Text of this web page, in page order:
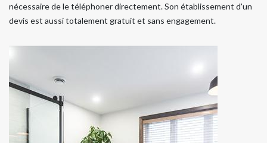
nécessaire de le téléphoner directement. Son établissement d'un
devis est aussi totalement gratuit et sans engagement.